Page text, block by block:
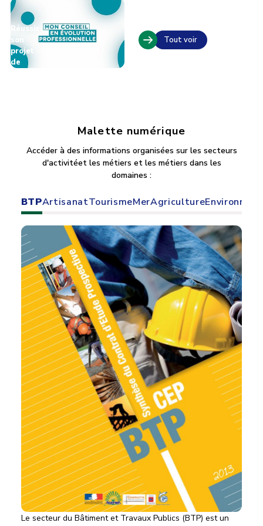
Réussir
son
projet
de
Tout voir
Malette numérique
Accéder à des informations organisées sur les secteurs
d'activitéet les métiers et les métiers dans les
domaines :
BTPArtisanatTourismeMerAgriculture
Le secteur du Bâtiment et Travaux Publics (BTP) est un